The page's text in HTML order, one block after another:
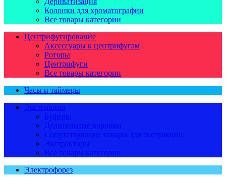
Колонки для хроматографии
Все товары категории
Центрифугирование
Аксессуары к центрифугам
Роторы
Центрифуги
Все товары категории
Часы и таймеры
Экстракция
Буферы
Делительные воронки
Сопутствующие товары для экстракции
Экстракторы
Все товары категории
Электрофорез